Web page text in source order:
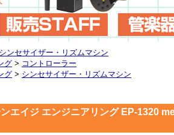
シンセサイザー・リズムマシン
グ > コントローラー
グ > シンセサイザー・リズムマシン
エイジ エンジニアリング EP-1320